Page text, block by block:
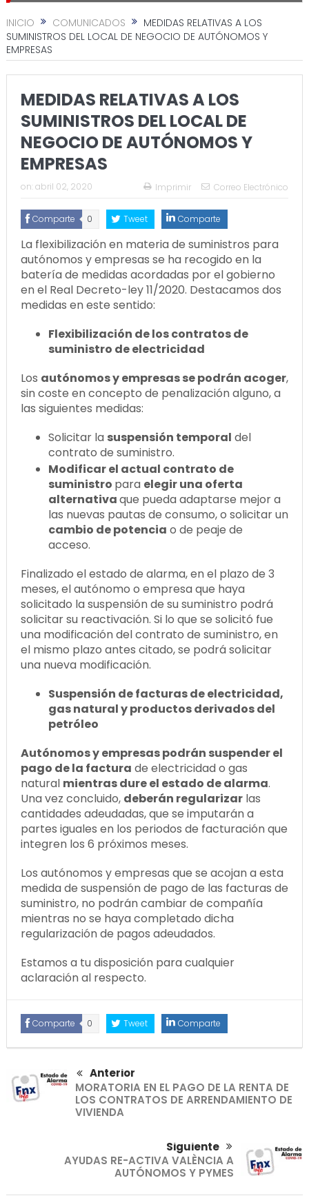
INICIO COMUNICADOS
MEDIDAS RELATIVAS A LOS
SUMINISTROS DEL LOCAL DE NEGOCIO DE AUTÓNOMOS Y
EMPRESAS
MEDIDAS RELATIVAS A LOS
SUMINISTROS DEL LOCAL DE
NEGOCIO DE AUTÓNOMOS Y
EMPRESAS
on: abril 02, 2020 Imprimir Correo Electrónico
Comparte 0 Tweet Comparte
La flexibilización en materia de suministros para
autónomos y empresas se ha recogido en la
batería de medidas acordadas por el gobierno
en el Real Decreto-ley 11/2020. Destacamos dos
medidas en este sentido:
Flexibilización de los contratos de
suministro de electricidad
Los autónomos y empresas se podrán acoger,
sin coste en concepto de penalización alguno, a
las siguientes medidas:
Solicitar la suspensión temporal del
contrato de suministro.
Modificar el actual contrato de
suministro para elegir una oferta
alternativaque pueda adaptarse mejor a
las nuevas pautas de consumo, o solicitar un
cambio de potencia o de peaje de
acceso.
Finalizado el estado de alarma, en el plazo de 3
meses, el autónomo o empresa que haya
solicitado la suspensión de su suministro podrá
solicitar su reactivación. Si lo que se solicitó fue
una modificación del contrato de suministro, en
el mismo plazo antes citado, se podrá solicitar
una nueva modificación.
Suspensión de facturas de electricidad,
gas natural y productos derivados del
petróleo
Autónomos y empresas podrán suspender el
pago de la factura de electricidad o gas
natural mientras dure el estado de alarma.
Una vez concluido, deberán regularizarlas
cantidades adeudadas, que se imputarán a
partes iguales en los periodos de facturación que
integren los 6 próximos meses.
Los autónomos y empresas que se acojan a esta
medida de suspensión de pago de las facturas de
suministro, no podrán cambiar de compañía
mientras no se haya completado dicha
regularización de pagos adeudados.
Estamos a tu disposición para cualquier
aclaración al respecto.
Comparte 0 Tweet Comparte
Anterior
MORATORIA EN EL PAGO DE LA RENTA DE
LOS CONTRATOS DE ARRENDAMIENTO DE
VIVIENDA
Siguiente
AYUDAS RE-ACTIVA VALÈNCIA A
AUTÓNOMOS Y PYMES